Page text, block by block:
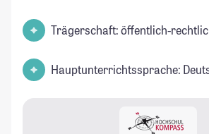
Trägerschaft: öffentlich-
Hauptunterrichtssprache: